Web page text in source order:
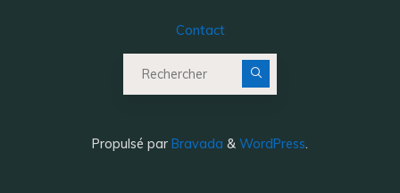
Contact
Propulsé par Bravada & WordPress.